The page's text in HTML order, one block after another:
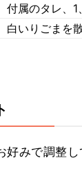
付属のタレ、1
白いりごまを
みで調整し